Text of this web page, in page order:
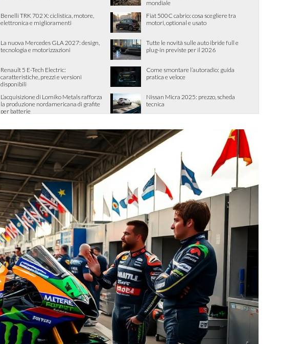
mondiale
Benelli TRK 702 X: ciclistica, motore,
elettronica e miglioramenti
Fiat 500C cabrio: cosa scegliere tra
motori, optional e usato
La nuova Mercedes GLA 2027: design,
tecnologia e motorizzazioni
Tutte le novità sulle auto ibride full e
plug-in previste per il 2026
Renault 5 E-Tech Electric:
caratteristiche, prezzi e versioni
disponibili
Come smontare l’autoradio: guida
pratica e veloce
L’acquisizione di Lomiko Metals rafforza
la produzione nordamericana di grafite
per batterie
Nissan Micra 2025: prezzo, scheda
tecnica